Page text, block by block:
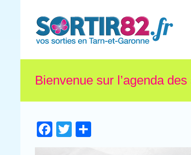
Bienvenue sur l’agenda
Facebook
Twitter